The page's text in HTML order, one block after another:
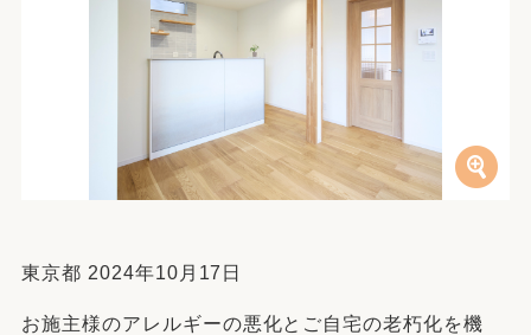
東京都 2024年10月17日
お施主様のアレルギーの悪化とご自宅の老朽化を機